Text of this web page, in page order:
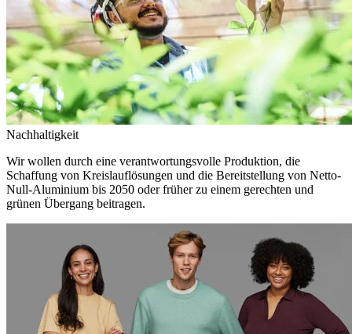
Nachhaltigkeit
Wir wollen durch eine verantwortungsvolle Produktion, die
Schaffung von Kreislauflösungen und die Bereitstellung von Netto-
Null-Aluminium bis 2050 oder früher zu einem gerechten und
grünen Übergang beitragen.